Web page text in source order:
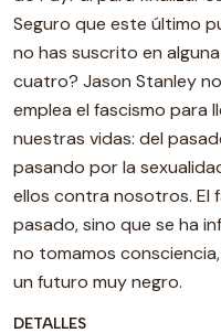
DETALLES